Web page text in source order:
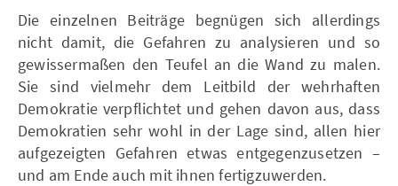
Die einzelnen Beiträge begnügen sich allerdings
nicht damit, die Gefahren zu analysieren und so
gewissermaßen den Teufel an die Wand zu malen.
Sie sind vielmehr dem Leitbild der wehrhaften
Demokratie verpflichtet und gehen davon aus, dass
Demokratien sehr wohl in der Lage sind, allen hier
aufgezeigten Gefahren etwas entgegenzusetzen –
und am Ende auch mit ihnen fertigzuwerden.